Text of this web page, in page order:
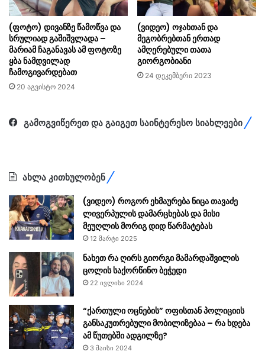
(ფოტო) დივანზე წამოწვა და
სრულიად გაშიშვლადა –
მარიამ ჩაგანავას ამ ფოტოზე
ყბა ნამდვილად
ჩამოგივარდებათ
20 აგვისტო 2024
(ვიდეო) ოჯახთან და
მეგობრებთან ერთად
ამღერებული თათა
გიორგობიანი
24 დეკემბერი 2023
გამოგვიწერეთ და გაიგეთ საინტერესო სიახლეები
ახლა კითხულობენ
(ვიდეო) როგორ ეხმაურება ნიცა თავაძე
ლივერპულის დამარცხებას და მისი
მეუღლის მორიგ დიდ წარმატებას
12 მარტი 2025
ნახეთ რა ღირს გიორგი მამარდაშვილის
ცოლის საქორწინო ბეჭედი
22 ივლისი 2024
“ქართული ოცნების” ოფისთან პოლიციის
განსაკუთრებული მობილიზებაა – რა ხდება
ამ წუთებში ადგილზე?
3 მაისი 2024